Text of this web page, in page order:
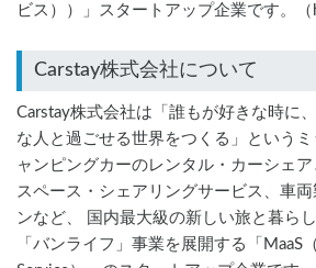
ビス））」スタートアップ企業です。（
Carstay株式会社について
Carstay株式会社は「誰もが好きな時に
な人と過ごせる世界をつくる」という
ャンピングカーのレンタル・カーシェ
スペース・シェアリングサービス、車
ンなど、 国内最大級の新しい旅と暮ら
「バンライフ」事業を展開する「MaaS